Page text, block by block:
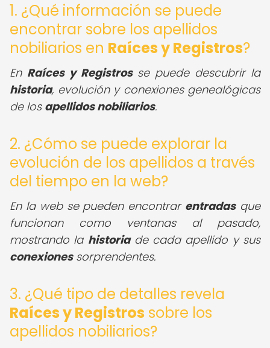
1. ¿Qué información se puede
encontrar sobre los apellidos
nobiliarios en Raíces y Registros?
En Raíces y Registrosse puede descubrir la
historia, evolución y conexiones genealógicas
de los apellidos nobiliarios.
2. ¿Cómo se puede explorar la
evolución de los apellidos a través
del tiempo en la web?
En la web se pueden encontrar entradasque
funcionan como ventanas al pasado,
mostrando la historiade cada apellido y sus
conexionessorprendentes.
3. ¿Qué tipo de detalles revela
Raíces y Registros sobre los
apellidos nobiliarios?